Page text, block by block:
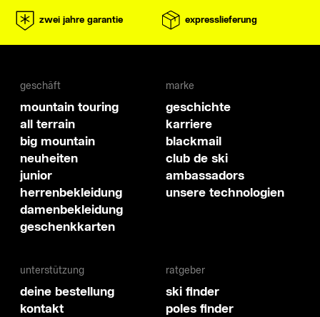
zwei jahre garantie expresslieferung
geschäft
mountain touring
all terrain
big mountain
neuheiten
junior
herrenbekleidung
damenbekleidung
geschenkkarten
marke
geschichte
karriere
blackmail
club de ski
ambassadors
unsere technologien
unterstützung
deine bestellung
kontakt
ratgeber
ski finder
poles finder